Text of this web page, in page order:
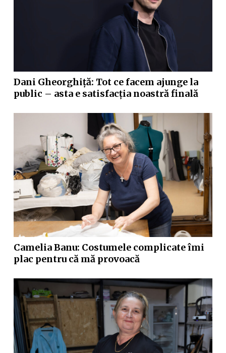
Dani Gheorghiță: Tot ce facem ajunge la
public – asta e satisfacția noastră finală
Camelia Banu: Costumele complicate îmi
plac pentru că mă provoacă